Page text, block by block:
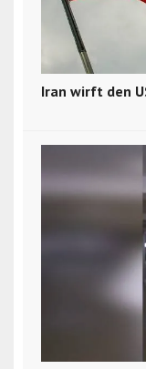
Iran wirft den